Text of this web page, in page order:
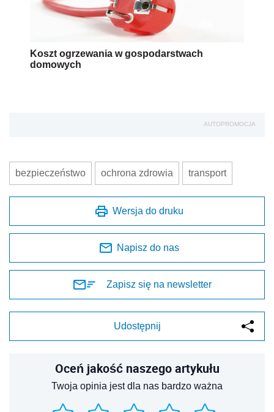
Koszt ogrzewania w gospodarstwach
domowych
AUTOPROMOCJA
bezpieczeństwo ochrona zdrowia transport
Wersja do druku
Napisz do nas
Zapisz się na newsletter
Udostępnij
Oceń jakość naszego artykułu
Twoja opinia jest dla nas bardzo ważna